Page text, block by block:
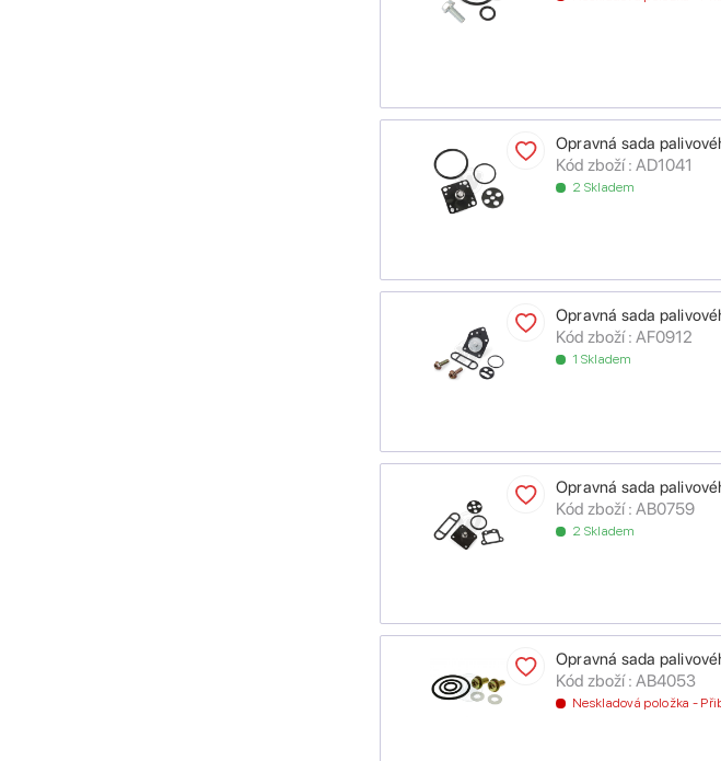
Opravná sada
Kód zboží : AD1041
2 Skladem
Opravná sada
Kód zboží : AF0912
1 Skladem
Opravná sada
Kód zboží : AB0759
2 Skladem
Opravná sada
Kód zboží : AB4053
Neskladová položka -